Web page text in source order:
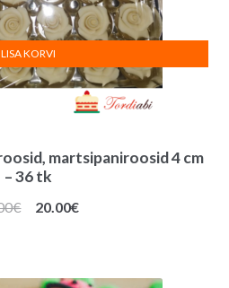
martsipaniroosid 4 cm
– 36 tk
€
Algne
20.00€Praegune
LISA KORVI